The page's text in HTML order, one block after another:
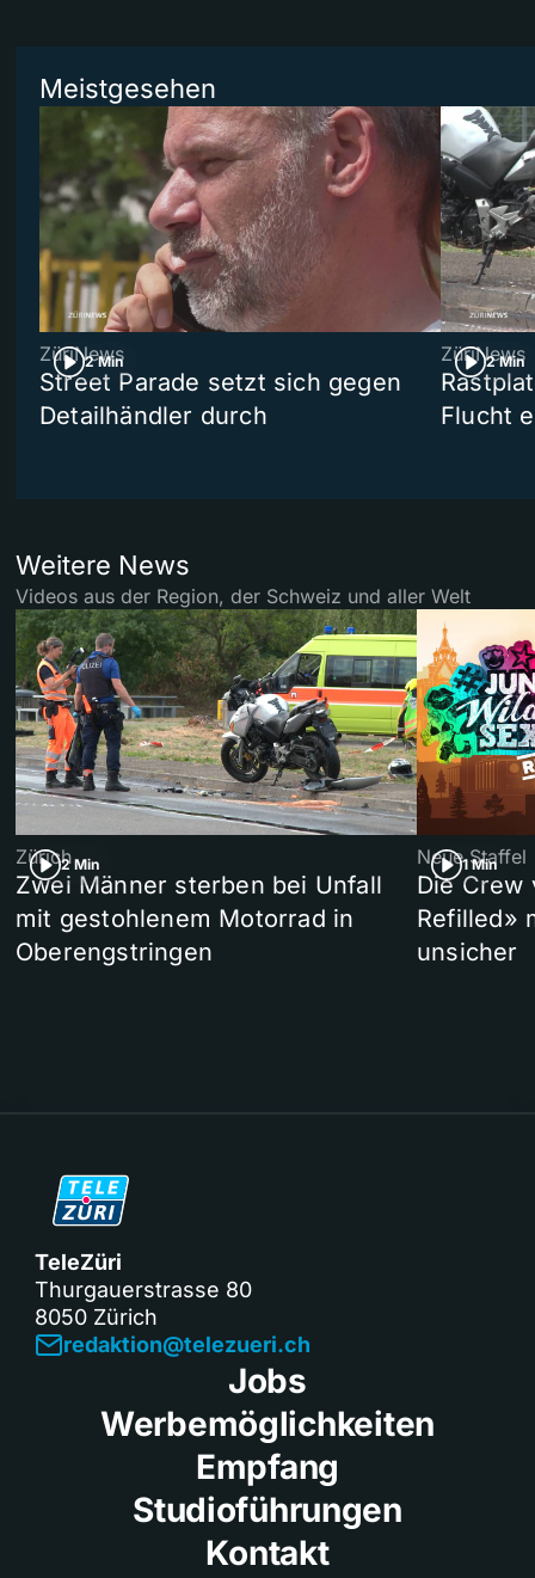
Meistgesehen
2 Min
ZüriNews
Street Parade setzt sich gegen
Detailhändler durch
2 Min
ZüriNews
Flucht
Weitere News
Videos aus der Region, der Schweiz und aller Welt
2 Min
Zürich
Zwei Männer sterben bei Unfall
mit gestohlenem Motorrad in
Oberengstringen
1 Min
Neue Staffel
Die Crew
Refilled»
unsicher
TeleZüri
Thurgauerstrasse 80
8050 Zürich
redaktion@telezueri.ch
Jobs
Werbemöglichkeiten
Empfang
Studioführungen
Kontakt